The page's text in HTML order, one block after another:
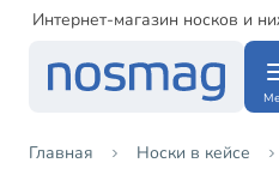
Интернет-магазин носков и
Главная Носки в кейсе